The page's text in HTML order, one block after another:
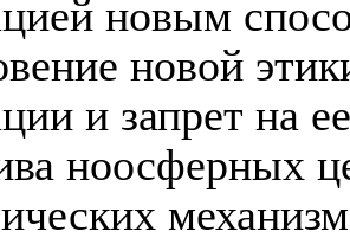
новым
новой
и запрет на
ноосферных